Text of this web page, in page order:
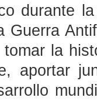
durante
Guerra
tomar la
aportar